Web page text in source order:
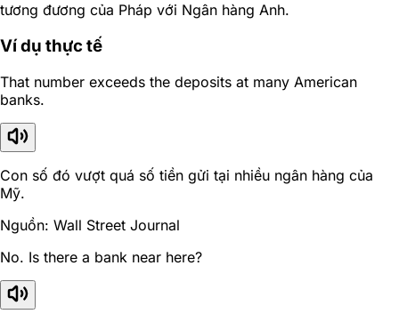
tương đương của Pháp với Ngân hàng Anh.
Ví dụ thực tế
That number exceeds the deposits at many American
banks.
Con số đó vượt quá số tiền gửi tại nhiều ngân hàng của
Mỹ.
Nguồn: Wall Street Journal
No. Is there a bank near here?